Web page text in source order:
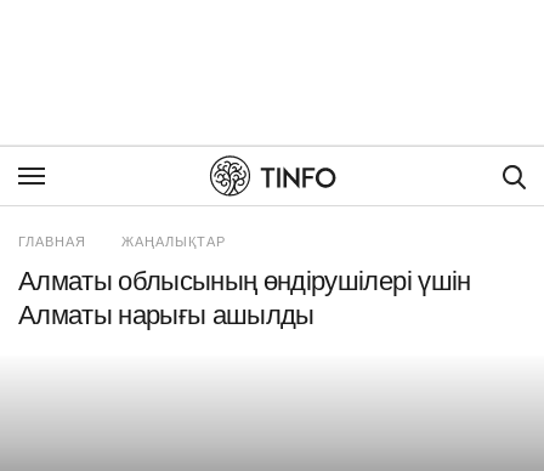
ГЛАВНАЯ ЖАҢАЛЫҚТАР
Алматы облысының өндірушілері үшін
Алматы нарығы ашылды